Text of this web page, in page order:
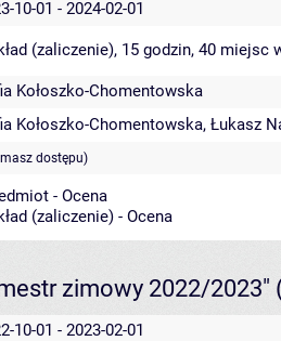
10-01 - 2024-02-01
(zaliczenie), 15 godzin, 40 miejsc
Kołoszko-Chomentowska
Kołoszko-Chomentowska, Łukasz
dostępu)
- Ocena
(zaliczenie) - Ocena
zimowy 2022/2023"
10-01 - 2023-02-01